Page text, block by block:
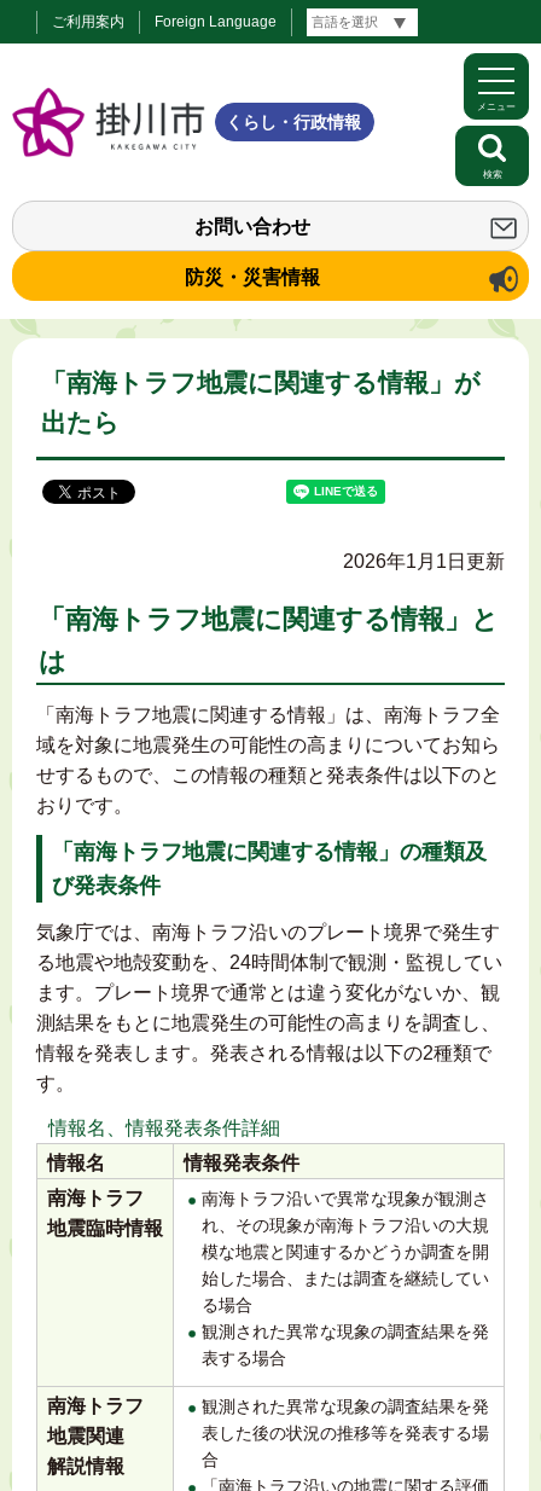
ご利用案内 Foreign Language
くらし・行政情報
お問い合わせ
防災・災害情報
メニュー
検索
「南海トラフ地震に関連する情報」が
出たら
2026年1月1日更新
「南海トラフ地震に関連する情報」と
は
「南海トラフ地震に関連する情報」は、南海トラフ全
域を対象に地震発生の可能性の高まりについてお知ら
せするもので、この情報の種類と発表条件は以下のと
おりです。
「南海トラフ地震に関連する情報」の種類及
び発表条件
気象庁では、南海トラフ沿いのプレート境界で発生す
る地震や地殻変動を、24時間体制で観測・監視してい
ます。プレート境界で通常とは違う変化がないか、観
測結果をもとに地震発生の可能性の高まりを調査し、
情報を発表します。発表される情報は以下の2種類で
す。
情報名、情報発表条件詳細
情報名
情報発表条件
南海トラフ
地震臨時情報
南海トラフ沿いで異常な現象が観測さ
れ、その現象が南海トラフ沿いの大規
模な地震と関連するかどうか調査を開
始した場合、または調査を継続してい
る場合
観測された異常な現象の調査結果を発
表する場合
南海トラフ
地震関連
解説情報
観測された異常な現象の調査結果を発
表した後の状況の推移等を発表する場
合
「南海トラフ沿いの地震に関する評価